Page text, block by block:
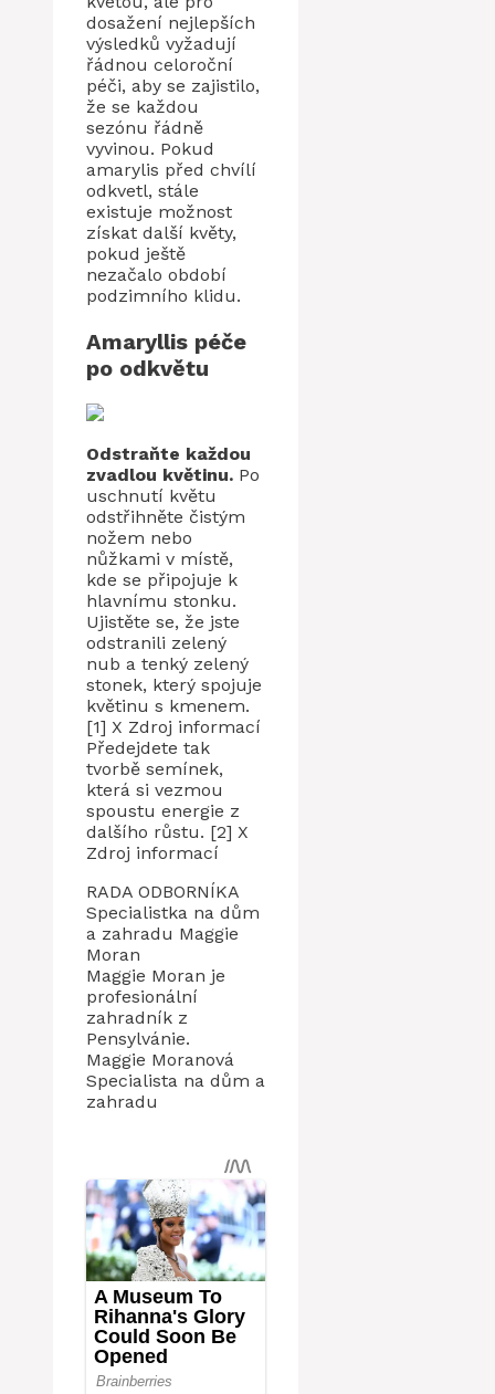
dosažení nejlepších
výsledků vyžadují
řádnou celoroční
péči, aby se zajistilo,
že se každou
sezónu řádně
vyvinou. Pokud
amarylis před chvílí
odkvetl, stále
existuje možnost
získat další květy,
pokud ještě
nezačalo období
podzimního klidu.
Amaryllis péče
po odkvětu
Odstraňte každou
zvadlou květinu. Po
uschnutí květu
odstřihněte čistým
nožem nebo
nůžkami v místě,
kde se připojuje k
hlavnímu stonku.
Ujistěte se, že jste
odstranili zelený
nub a tenký zelený
stonek, který spojuje
květinu s kmenem.
[1] X Zdroj informací
Předejdete tak
tvorbě semínek,
která si vezmou
spoustu energie z
dalšího růstu. [2] X
Zdroj informací
RADA ODBORNÍKA
Specialistka na dům
a zahradu Maggie
Moran
Maggie Moran je
profesionální
zahradník z
Pensylvánie.
Maggie Moranová
Specialista na dům a
zahradu